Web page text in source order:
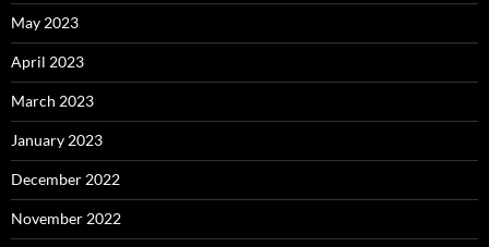
May 2023
April 2023
March 2023
January 2023
December 2022
November 2022